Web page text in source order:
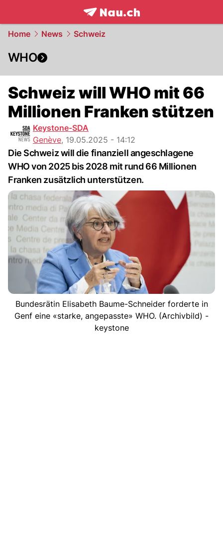
frontpage.NAU.ch
Home News Schweiz
WHO
Schweiz will WHO mit 66
Millionen Franken stützen
Keystone-SDA
Genève, 19.05.2025 - 14:12
Die Schweiz will die finanziell angeschlagene
WHO von 2025 bis 2028 mit rund 66 Millionen
Franken zusätzlich unterstützen.
Bundesrätin Elisabeth Baume-Schneider forderte in
Genf eine «starke, angepasste» WHO. (Archivbild) -
keystone